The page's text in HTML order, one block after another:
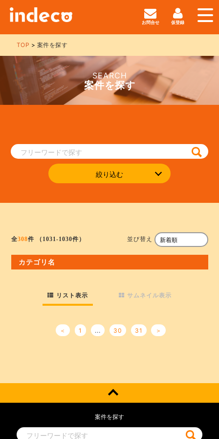
お問合せ 仮登録
TOP 案件を探す
SEARCH
案件を探す
絞り込む
全308件 （1031-1030件） 並び替え
カテゴリ名
リスト表示 サムネイル表示
＜ 1 ... 30 31 ＞
案件を探す